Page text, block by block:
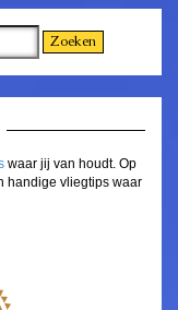
waar jij van houdt. Op
handige vliegtips waar